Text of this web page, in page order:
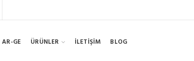
AR-GE ÜRÜNLER İLETİŞİM BLOG